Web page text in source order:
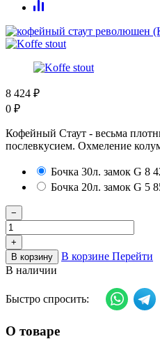
8 424 ₽
0 ₽
Кофейный Стаут - весьма
послевкусием. Охмеление
Бочка 30л. замок G 8
Бочка 20л. замок G 5
−
+
В корзину
В корзине Перейти
В наличии
Быстро спросить:
О товаре